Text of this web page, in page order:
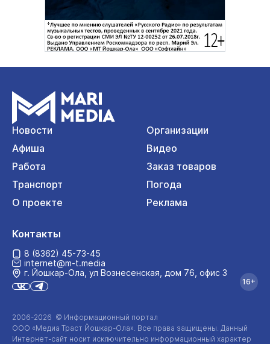
Новости
Организации
Афиша
Видео
Работа
Заказ товаров
Транспорт
Погода
О проекте
Реклама
2006-2026 © Информационный портал
ООО «Медиа Траст Йошкар-Ола». Все права защищены. Данный
Интернет-сайт носит исключительно информационный характер
Контакты
8 (8362) 45-73-45
internet@m-t.media
г. Йошкар‑Ола, ул Вознесенская, дом 76, офис 3
16+